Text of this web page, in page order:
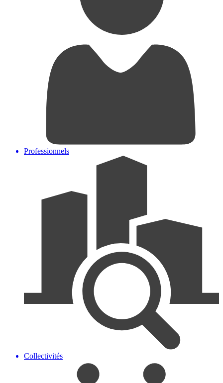
Professionnels
Collectivités